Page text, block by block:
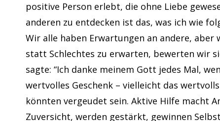
positive Person erlebt, die ohne Liebe
anderen zu entdecken ist das, was ich wie
Wir alle haben Erwartungen an andere,
statt Schlechtes zu erwarten, bewerten wir
sagte: “Ich danke meinem Gott jedes Mal,
wertvolles Geschenk – vielleicht das
könnten vergeudet sein. Aktive Hilfe macht
Zuversicht, werden gestärkt, gewinnen